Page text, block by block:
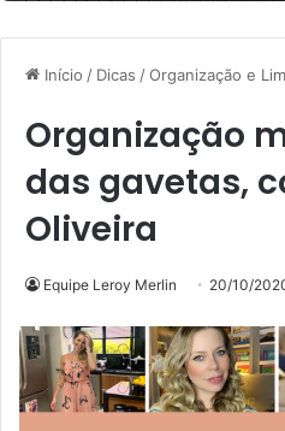
Início / Dicas /Organização e
Organização
das gavetas,
Oliveira
Equipe Leroy Merlin 20/10/